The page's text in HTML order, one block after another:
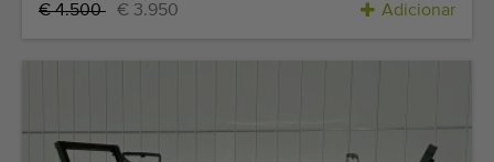
€ 4.500 € 3.950 Adicionar